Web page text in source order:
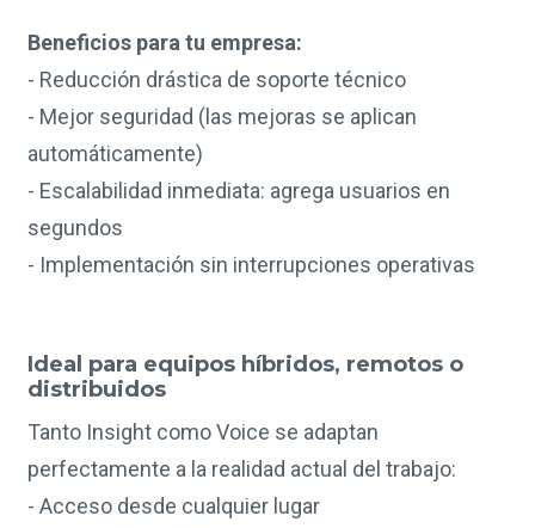
Beneficios para tu empresa:
- Reducción drástica de soporte técnico
- Mejor seguridad (las mejoras se aplican
automáticamente)
- Escalabilidad inmediata: agrega usuarios en
segundos
- Implementación sin interrupciones operativas
Ideal para equipos híbridos, remotos o
distribuidos
Tanto Insight como Voice se adaptan
perfectamente a la realidad actual del trabajo:
- Acceso desde cualquier lugar